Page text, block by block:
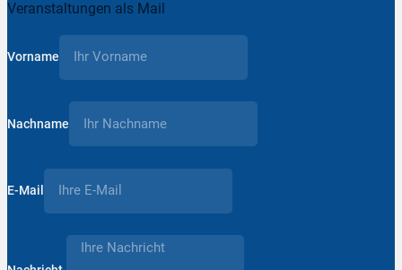
Veranstaltungen als Mail
Vorname
Nachname
E-Mail